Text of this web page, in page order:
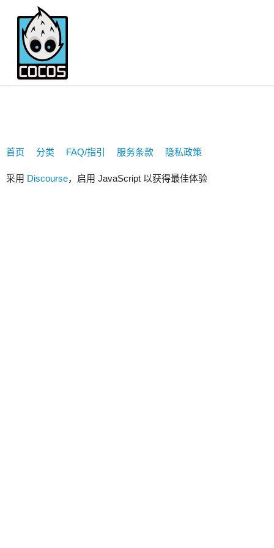
1181997099
首页 分类 FAQ/指引 服务条款 隐私政策
采用 Discourse，启用 JavaScript 以获得最佳体验